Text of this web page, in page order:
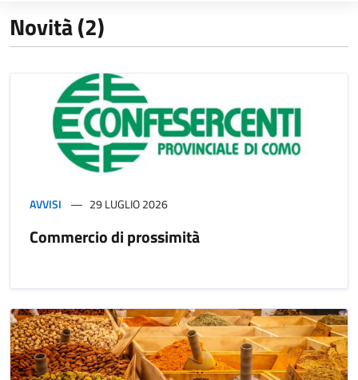
Novità (2)
AVVISI 29 LUGLIO 2026
Commercio di prossimità